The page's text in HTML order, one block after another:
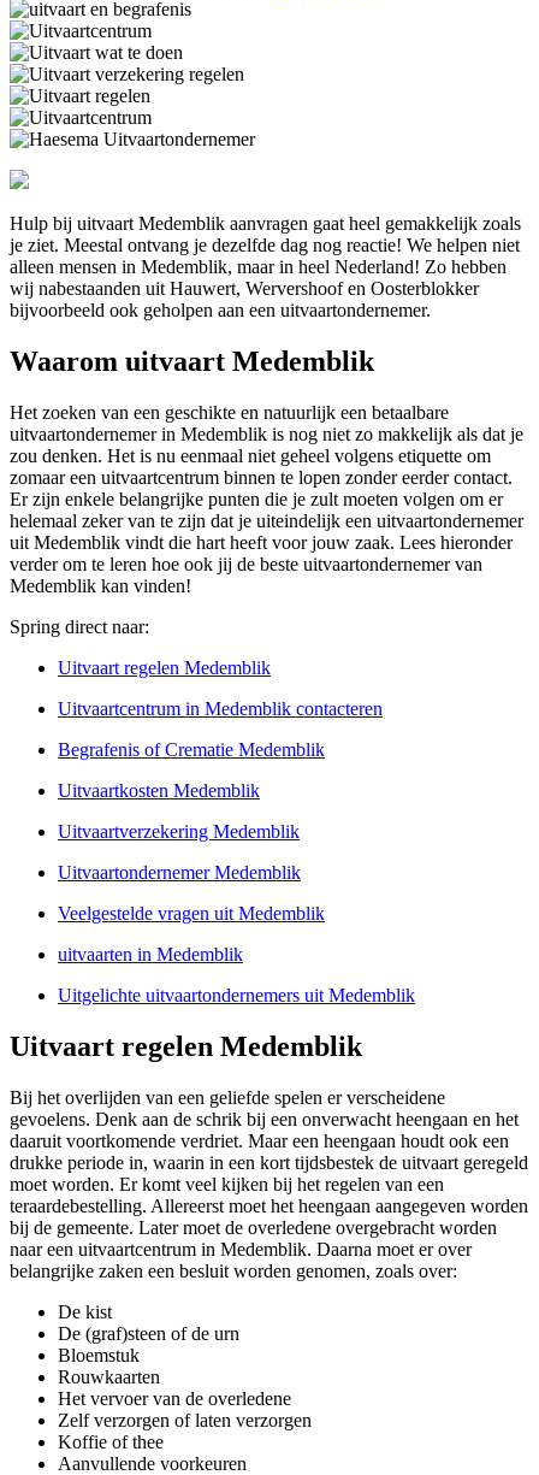
Hulp bij uitvaart Medemblik aanvragen gaat heel gemakkelijk zoals
je ziet. Meestal ontvang je dezelfde dag nog reactie! We helpen niet
alleen mensen in Medemblik, maar in heel Nederland! Zo hebben
wij nabestaanden uit Hauwert, Wervershoof en Oosterblokker
bijvoorbeeld ook geholpen aan een uitvaartondernemer.
Waarom uitvaart Medemblik
Het zoeken van een geschikte en natuurlijk een betaalbare
uitvaartondernemer in Medemblik is nog niet zo makkelijk als dat je
zou denken. Het is nu eenmaal niet geheel volgens etiquette om
zomaar een uitvaartcentrum binnen te lopen zonder eerder contact.
Er zijn enkele belangrijke punten die je zult moeten volgen om er
helemaal zeker van te zijn dat je uiteindelijk een uitvaartondernemer
uit Medemblik vindt die hart heeft voor jouw zaak. Lees hieronder
verder om te leren hoe ook jij de beste uitvaartondernemer van
Medemblik kan vinden!
Spring direct naar:
Uitvaart regelen Medemblik
Uitvaartcentrum in Medemblik contacteren
Begrafenis of Crematie Medemblik
Uitvaartkosten Medemblik
Uitvaartverzekering Medemblik
Uitvaartondernemer Medemblik
Veelgestelde vragen uit Medemblik
uitvaarten in Medemblik
Uitgelichte uitvaartondernemers uit Medemblik
Uitvaart regelen Medemblik
Bij het overlijden van een geliefde spelen er verscheidene
gevoelens. Denk aan de schrik bij een onverwacht heengaan en het
daaruit voortkomende verdriet. Maar een heengaan houdt ook een
drukke periode in, waarin in een kort tijdsbestek de uitvaart geregeld
moet worden. Er komt veel kijken bij het regelen van een
teraardebestelling. Allereerst moet het heengaan aangegeven worden
bij de gemeente. Later moet de overledene overgebracht worden
naar een uitvaartcentrum in Medemblik. Daarna moet er over
belangrijke zaken een besluit worden genomen, zoals over:
De kist
De (graf)steen of de urn
Bloemstuk
Rouwkaarten
Het vervoer van de overledene
Zelf verzorgen of laten verzorgen
Koffie of thee
Aanvullende voorkeuren